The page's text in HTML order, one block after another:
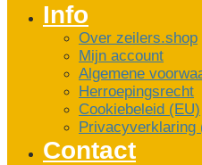
Info
Over zeilers.shop
Mijn account
Algemene
Herroepingsrecht
Cookiebeleid (EU)
Privacyverklaring
Contact